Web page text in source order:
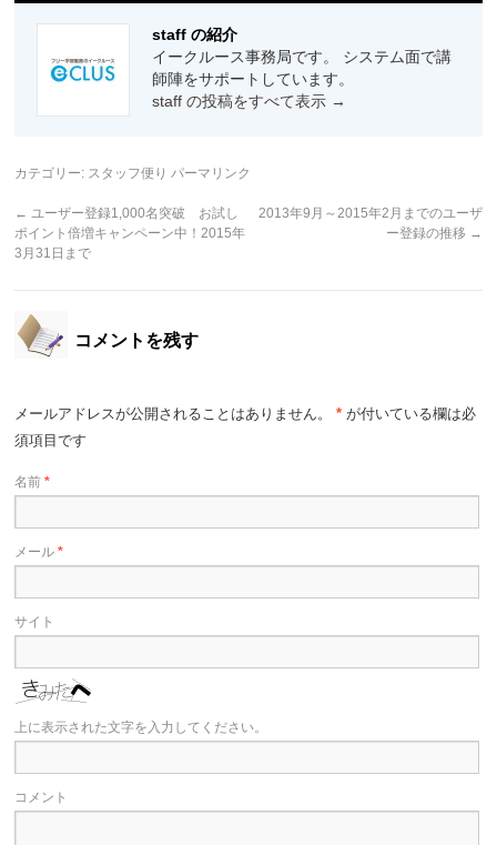
staff の紹介
イークルース事務局です。 システム面で講
師陣をサポートしています。
staff の投稿をすべて表示 →
カテゴリー: スタッフ便り パーマリンク
← ユーザー登録1,000名突破 お試し
ポイント倍増キャンペーン中！2015年
3月31日まで
2013年9月～2015年2月までのユーザ
ー登録の推移 →
コメントを残す
メールアドレスが公開されることはありません。 * が付いている欄は必
須項目です
名前*
メール*
サイト
上に表示された文字を入力してください。
コメント